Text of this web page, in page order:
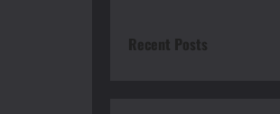
Recent Posts